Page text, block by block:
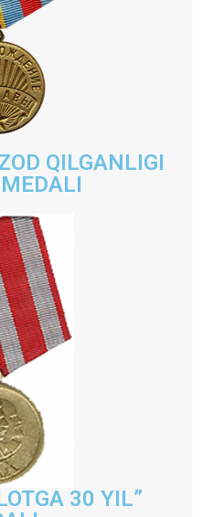
QILGANLIGI
30 YIL”